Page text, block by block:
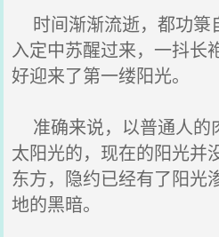
时间渐渐流逝，都功箓
入定中苏醒过来，一抖长
好迎来了第一缕阳光。
准确来说，以普通人的
太阳光的，现在的阳光并
东方，隐约已经有了阳光
地的黑暗。